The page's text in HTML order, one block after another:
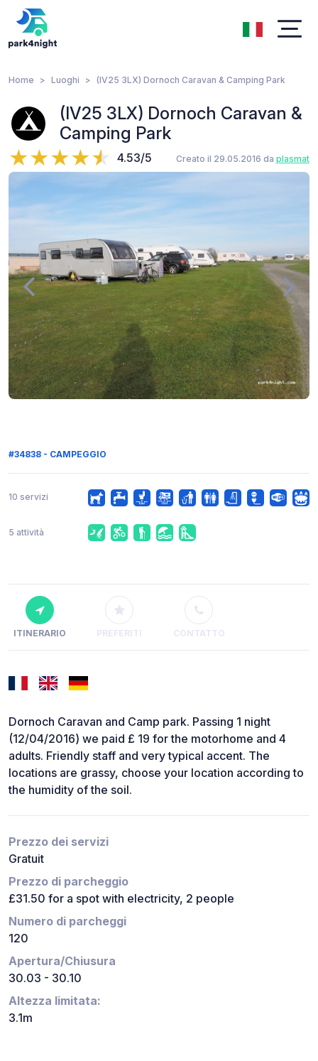
Home Luoghi (IV25 3LX) Dornoch Caravan & Camping Park
(IV25 3LX) Dornoch Caravan &
Camping Park
4.53/5 Creato il 29.05.2016 da plasmat
#34838 - CAMPEGGIO
10 servizi
5 attività
ITINERARIO PREFERITI CONTATTO
Dornoch Caravan and Camp park. Passing 1 night
(12/04/2016) we paid £ 19 for the motorhome and 4
adults. Friendly staff and very typical accent. The
locations are grassy, choose your location according to
the humidity of the soil.
Prezzo dei servizi
Gratuit
Prezzo di parcheggio
£31.50 for a spot with electricity, 2 people
Numero di parcheggi
120
Apertura/Chiusura
30.03 - 30.10
Altezza limitata:
3.1m